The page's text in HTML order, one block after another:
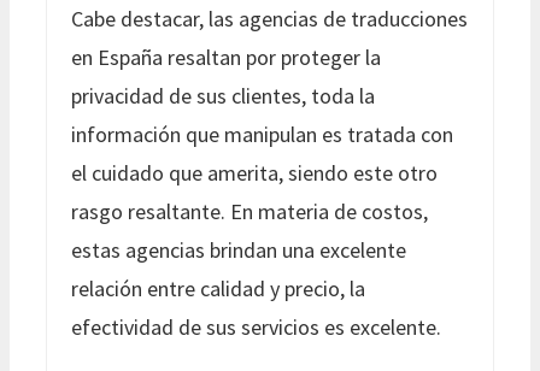
Cabe destacar, las agencias de traducciones
en España resaltan por proteger la
privacidad de sus clientes, toda la
información que manipulan es tratada con
el cuidado que amerita, siendo este otro
rasgo resaltante. En materia de costos,
estas agencias brindan una excelente
relación entre calidad y precio, la
efectividad de sus servicios es excelente.